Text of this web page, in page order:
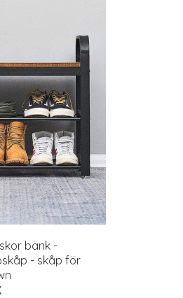
bänk -
- skåp för